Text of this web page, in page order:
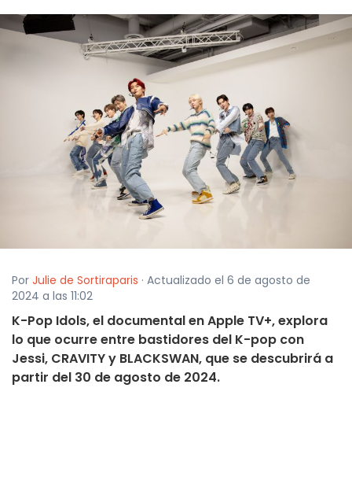
Por Julie de Sortiraparis · Actualizado el 6 de agosto de
2024 a las 11:02
K-Pop Idols, el documental en Apple TV+, explora
lo que ocurre entre bastidores del K-pop con
Jessi, CRAVITY y BLACKSWAN, que se descubrirá a
partir del 30 de agosto de 2024.